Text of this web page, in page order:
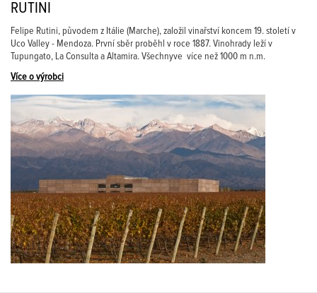
RUTINI
Felipe Rutini, původem z Itálie (Marche), založil vinařství koncem 19. století v
Uco Valley - Mendoza. První sběr proběhl v roce 1887. Vinohrady leží v
Tupungato, La Consulta a Altamira. Všechnyve více než 1000 m n.m.
Více o výrobci